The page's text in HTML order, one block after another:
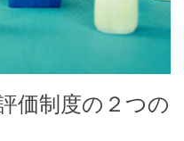
価制度の２つの